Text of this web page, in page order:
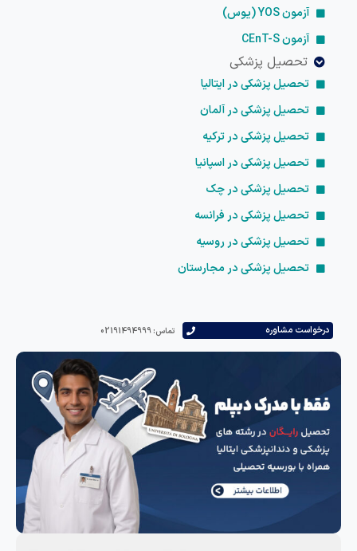
درخواست مشاوره تماس: 02191494999
آزمون YOS (یوس)
آزمون CEnT-S
تحصیل پزشکی
تحصیل پزشکی در ایتالیا
تحصیل پزشکی در آلمان
تحصیل پزشکی در ترکیه
تحصیل پزشکی در اسپانیا
تحصیل پزشکی در چک
تحصیل پزشکی در فرانسه
تحصیل پزشکی در روسیه
تحصیل پزشکی در مجارستان